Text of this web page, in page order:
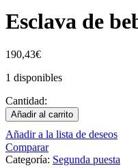
Esclava de
190,43€
1 disponibles
Cantidad:
Añadir al carrito
Añadir a la lista de deseos
Comparar
Categoría: Segunda puesta